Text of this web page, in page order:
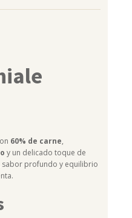
60% de carne,
y un delicado toque de
sabor profundo y equilibrio